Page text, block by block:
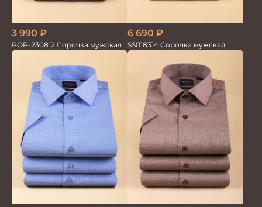
3 990 ₽
POP-230812 Сорочка мужская
6 690 ₽
SS018314 Сорочка мужская
GROSTYLE TRENDY